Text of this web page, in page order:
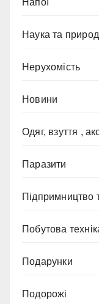
Напої
Наука та
Нерухомість
Новини
Одяг, взуття ,
Паразити
Підпримництво
Побутова
Подарунки
Подорожі